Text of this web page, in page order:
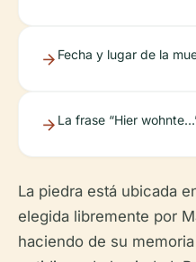
Fecha y lugar de la
La frase “Hier
La piedra está ubicada
elegida libremente por
haciendo de su